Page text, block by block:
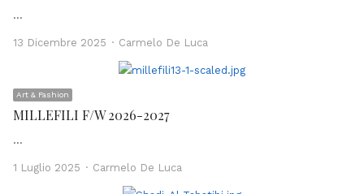
…
13 Dicembre 2025 Author
Carmelo De Luca
Art & Fashion
MILLEFILI F/W 2026-2027
…
1 Luglio 2025 Author
Carmelo De Luca